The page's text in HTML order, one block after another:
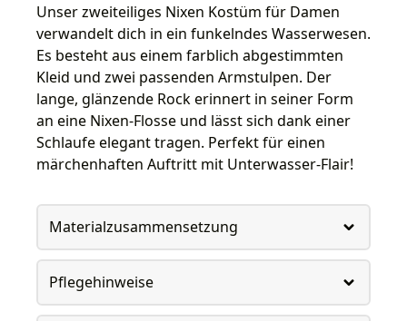
Unser zweiteiliges Nixen Kostüm für Damen
verwandelt dich in ein funkelndes Wasserwesen.
Es besteht aus einem farblich abgestimmten
Kleid und zwei passenden Armstulpen. Der
lange, glänzende Rock erinnert in seiner Form
an eine Nixen-Flosse und lässt sich dank einer
Schlaufe elegant tragen. Perfekt für einen
märchenhaften Auftritt mit Unterwasser-Flair!
Materialzusammensetzung
Pflegehinweise